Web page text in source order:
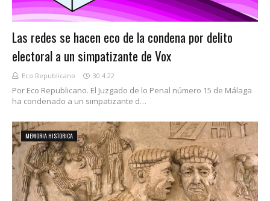
Las redes se hacen eco de la condena por delito
electoral a un simpatizante de Vox
Eco Republicano 30.4.22
Por Eco Republicano. El Juzgado de lo Penal número 15 de Málaga
ha condenado a un simpatizante d…
MEMORIA HISTORICA